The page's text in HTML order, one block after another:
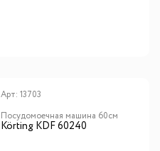
Арт: 13703
Посудомоечная машина 60см
Körting KDF 60240